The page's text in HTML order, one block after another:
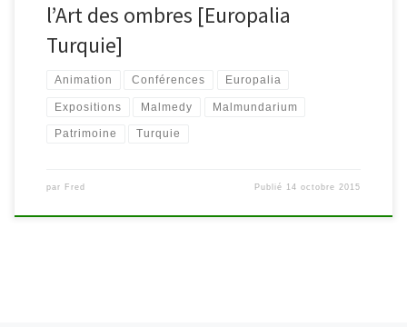
l’Art des ombres [Europalia
Turquie]
Animation Conférences Europalia
Expositions Malmedy Malmundarium
Patrimoine Turquie
par Fred Publié 14 octobre 2015